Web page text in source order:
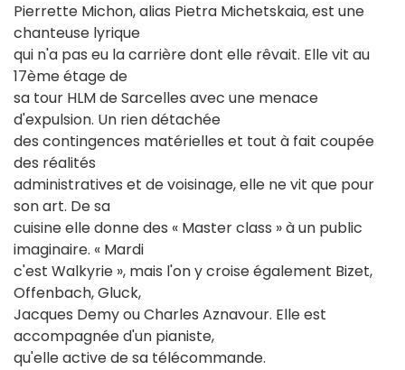
Pierrette Michon, alias Pietra Michetskaia, est une
chanteuse lyrique
qui n'a pas eu la carrière dont elle rêvait. Elle vit au
17ème étage de
sa tour HLM de Sarcelles avec une menace
d'expulsion. Un rien détachée
des contingences matérielles et tout à fait coupée
des réalités
administratives et de voisinage, elle ne vit que pour
son art. De sa
cuisine elle donne des « Master class » à un public
imaginaire. « Mardi
c'est Walkyrie », mais l'on y croise également Bizet,
Offenbach, Gluck,
Jacques Demy ou Charles Aznavour. Elle est
accompagnée d'un pianiste,
qu'elle active de sa télécommande.